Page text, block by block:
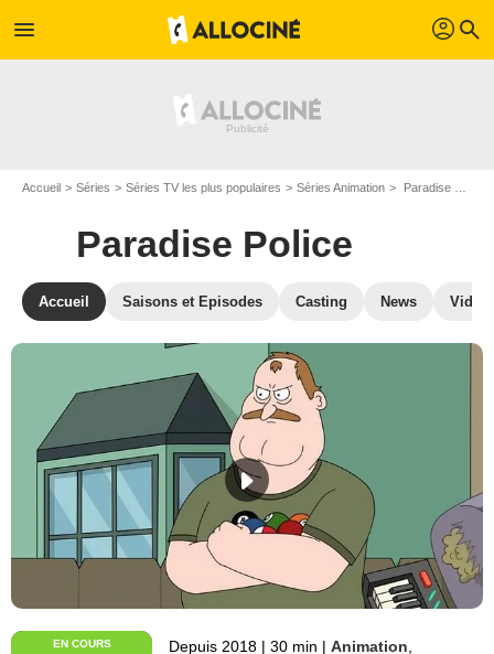
menu profil search
Accueil Séries Séries TV les plus populaires Séries Animation Paradise Police
Paradise Police
Accueil Saisons et Episodes Casting News
EN COURS Depuis 2018 | 30 min | Animation